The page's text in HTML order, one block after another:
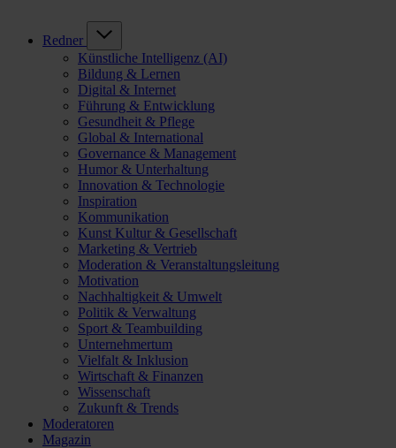
Redner
Künstliche Intelligenz (AI)
Bildung & Lernen
Digital & Internet
Führung & Entwicklung
Gesundheit & Pflege
Global & International
Governance & Management
Humor & Unterhaltung
Innovation & Technologie
Inspiration
Kommunikation
Kunst Kultur & Gesellschaft
Marketing & Vertrieb
Moderation & Veranstaltungsleitung
Motivation
Nachhaltigkeit & Umwelt
Politik & Verwaltung
Sport & Teambuilding
Unternehmertum
Vielfalt & Inklusion
Wirtschaft & Finanzen
Wissenschaft
Zukunft & Trends
Moderatoren
Magazin